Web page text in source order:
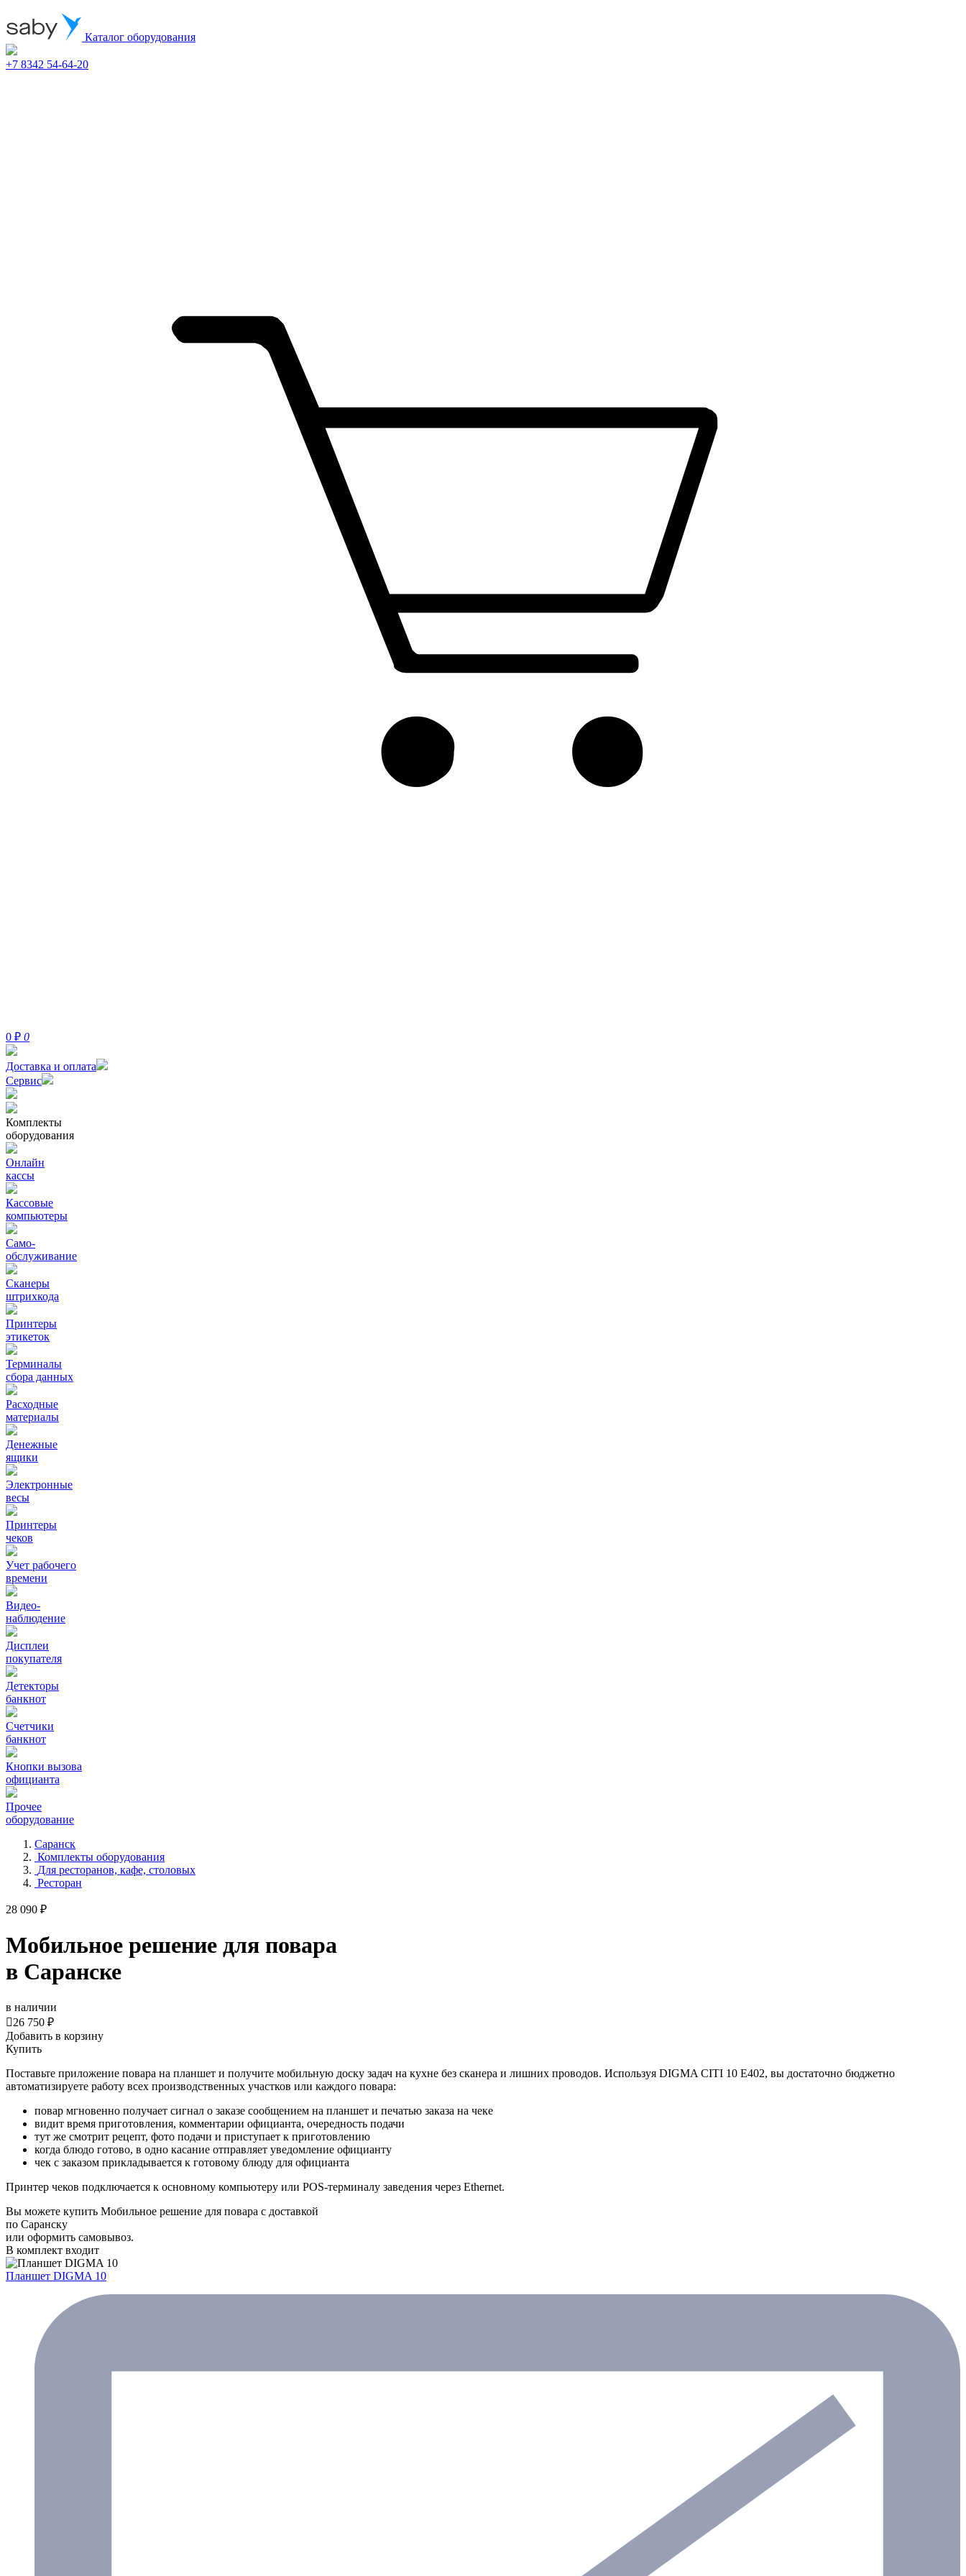
Каталог оборудования
+7 8342 54-64-20
0 ₽ 0
Доставка и оплата
Сервис
Комплекты
оборудования
Онлайн
кассы
Кассовые
компьютеры
Само-
обслуживание
Сканеры
штрихкода
Принтеры
этикеток
Терминалы
сбора данных
Расходные
материалы
Денежные
ящики
Электронные
весы
Принтеры
чеков
Учет рабочего
времени
Видео‑
наблюдение
Дисплеи
покупателя
Детекторы
банкнот
Счетчики
банкнот
Кнопки вызова
официанта
Прочее
оборудование
Саранск
Комплекты оборудования
Для ресторанов, кафе, столовых
Ресторан
28 090 ₽
Мобильное решение для повара
в Саранске
в наличии
26 750 ₽
Добавить в корзину
Купить
Поставьте приложение повара на планшет и получите мобильную доску задач на кухне без сканера и лишних проводов. Используя DIGMA CITI 10 E402, вы достаточно бюджетно
автоматизируете работу всех производственных участков или каждого повара:
повар мгновенно получает сигнал о заказе сообщением на планшет и печатью заказа на чеке
видит время приготовления, комментарии официанта, очередность подачи
тут же смотрит рецепт, фото подачи и приступает к приготовлению
когда блюдо готово, в одно касание отправляет уведомление официанту
чек с заказом прикладывается к готовому блюду для официанта
Принтер чеков подключается к основному компьютеру или POS-терминалу заведения через Ethernet.
Вы можете купить Мобильное решение для повара с доставкой
по Саранску
или оформить самовывоз.
В комплект входит
Планшет DIGMA 10